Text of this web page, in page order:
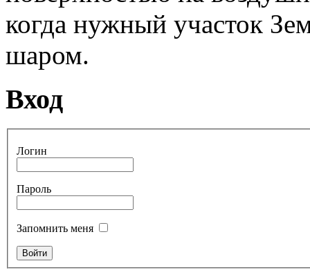
когда нужный участок
шаром.
Вход
Логин
Пароль
Запомнить меня